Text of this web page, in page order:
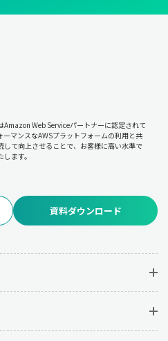
Amazon Web Serviceパートナーに認定されて
ーマンスなAWSプラットフォームの利用と共
して向上させることで、お客様に高い水準で
ます。
資料ダウンロード